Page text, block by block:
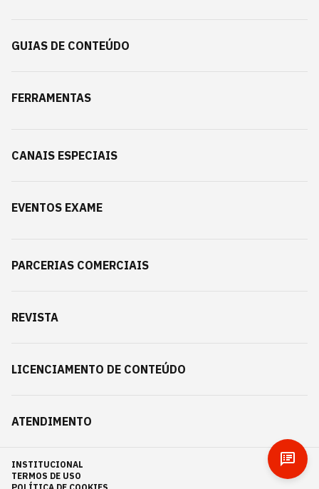
GUIAS DE CONTEÚDO
FERRAMENTAS
CANAIS ESPECIAIS
EVENTOS EXAME
PARCERIAS COMERCIAIS
REVISTA
LICENCIAMENTO DE CONTEÚDO
ATENDIMENTO
INSTITUCIONAL
TERMOS DE USO